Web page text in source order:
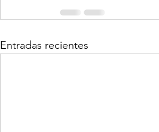
Entradas recientes